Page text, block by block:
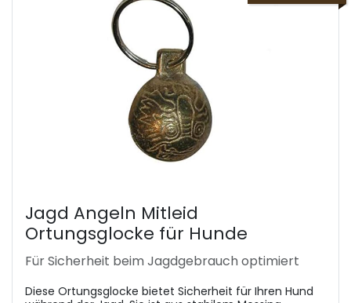
Jagd Angeln Mitleid
Ortungsglocke für Hunde
Für Sicherheit beim Jagdgebrauch optimiert
Diese Ortungsglocke bietet Sicherheit für Ihren Hund